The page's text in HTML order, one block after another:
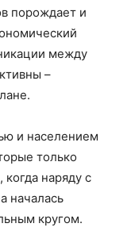
порождает и
между
–
и населением
только
когда наряду с
началась
кругом.